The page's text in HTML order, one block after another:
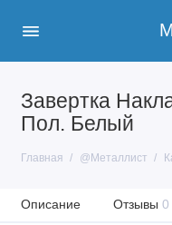
Завертка
Пол. Белый
Главная @Металлист
Описание Отзывы 0